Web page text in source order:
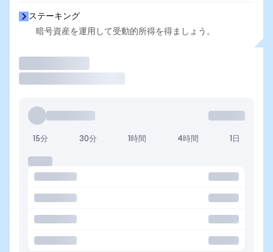
ステーキング
暗号資産を運用して受動的所得を得ましょう。
15分 30分 1時間 4時間 1日